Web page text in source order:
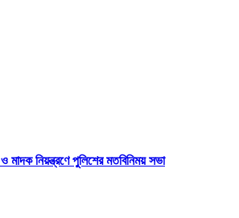
নিয়ন্ত্রণে পুলিশের মতবিনিময় সভা